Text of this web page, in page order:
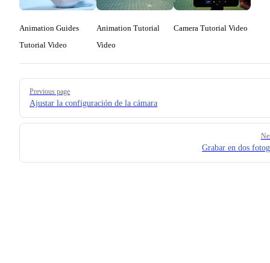
Animation Guides
Tutorial Video
Animation Tutorial
Video
Camera Tutorial Video
Pager
Previous page
Ajustar la configuración de la cámara
Grabar en dos